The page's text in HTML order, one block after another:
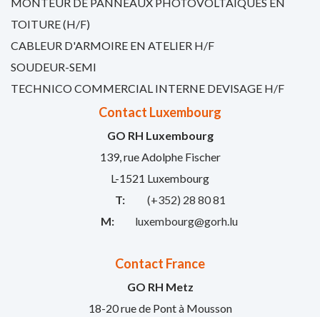
TOITURE (H/F)
CABLEUR D'ARMOIRE EN ATELIER H/F
SOUDEUR-SEMI
TECHNICO COMMERCIAL INTERNE DEVISAGE H/F
Contact Luxembourg
GO RH Luxembourg
139, rue Adolphe Fischer
L-1521 Luxembourg
T:
(+352) 28 80 81
M:
luxembourg@gorh.lu
Contact France
GO RH Metz
18-20 rue de Pont à Mousson